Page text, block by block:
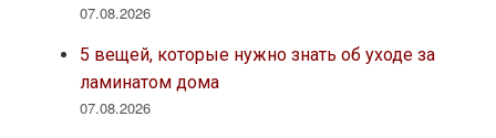
07.08.2026
5 вещей, которые нужно знать об уходе за
ламинатом дома
07.08.2026